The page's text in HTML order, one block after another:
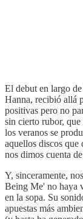
El debut en largo
Hanna, recibió allá
positivas pero no
sin cierto rubor,
los veranos se
aquellos discos que
nos dimos cuenta
Y, sinceramente,
Being Me' no haya
en la sopa. Su
apuestas más